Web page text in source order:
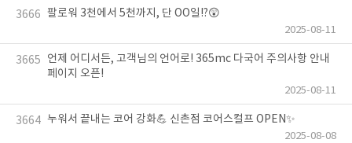
3666 팔로워 3천에서 5천까지, 단 OO일!?😲
2025-08-11
3665
언제 어디서든, 고객님의 언어로! 365mc 다국어 주의사항 안내
페이지 오픈!
2025-08-11
3664 누워서 끝내는 코어 강화💪 신촌점 코어스컬프 OPEN✨
2025-08-08